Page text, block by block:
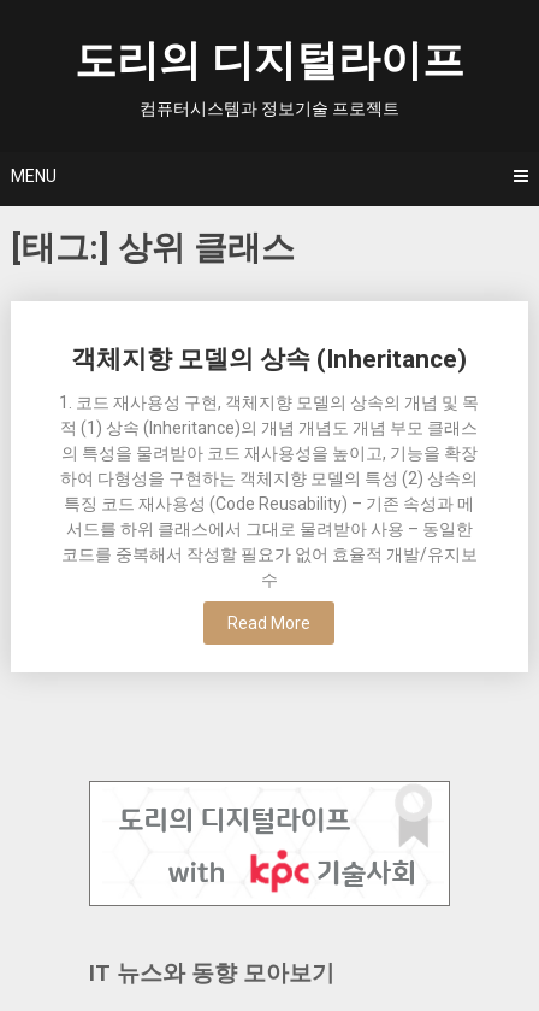
도리의 디지털라이프
컴퓨터시스템과 정보기술 프로젝트
MENU
[태그:] 상위 클래스
객체지향 모델의 상속 (Inheritance)
1. 코드 재사용성 구현, 객체지향 모델의 상속의 개념 및 목
적 (1) 상속 (Inheritance)의 개념 개념도 개념 부모 클래스
의 특성을 물려받아 코드 재사용성을 높이고, 기능을 확장
하여 다형성을 구현하는 객체지향 모델의 특성 (2) 상속의
특징 코드 재사용성 (Code Reusability) – 기존 속성과 메
서드를 하위 클래스에서 그대로 물려받아 사용 – 동일한
코드를 중복해서 작성할 필요가 없어 효율적 개발/유지보
수
Read More
navigation
IT 뉴스와 동향 모아보기